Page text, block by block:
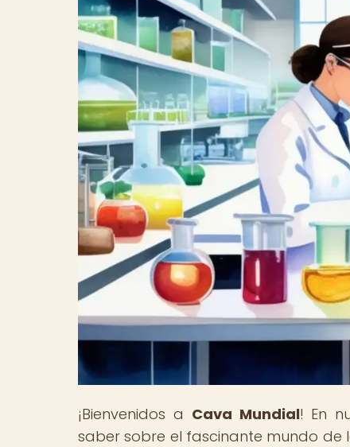
¡Bienvenidos a Cava Mundial! En
saber sobre el fascinante mundo de